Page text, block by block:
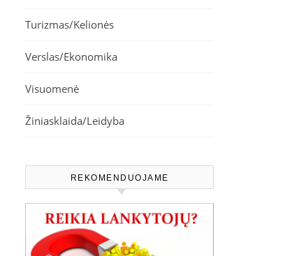
Turizmas/Kelionės
Verslas/Ekonomika
Visuomenė
Žiniasklaida/Leidyba
REKOMENDUOJAME